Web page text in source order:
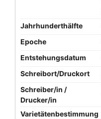
Jahrhunderthälfte
Epoche
Entstehungsdatum
Schreibort/Druckort
Schreiber/in /
Drucker/in
Varietätenbestimmung